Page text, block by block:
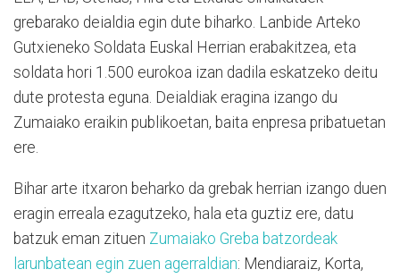
grebarako deialdia egin dute biharko. Lanbide Arteko
Gutxieneko Soldata Euskal Herrian erabakitzea, eta
soldata hori 1.500 eurokoa izan dadila eskatzeko deitu
dute protesta eguna. Deialdiak eragina izango du
Zumaiako eraikin publikoetan, baita enpresa pribatuetan
ere.
Bihar arte itxaron beharko da grebak herrian izango duen
eragin erreala ezagutzeko, hala eta guztiz ere, datu
batzuk eman zituen Zumaiako Greba batzordeak
larunbatean egin zuen agerraldian: Mendiaraiz, Korta,